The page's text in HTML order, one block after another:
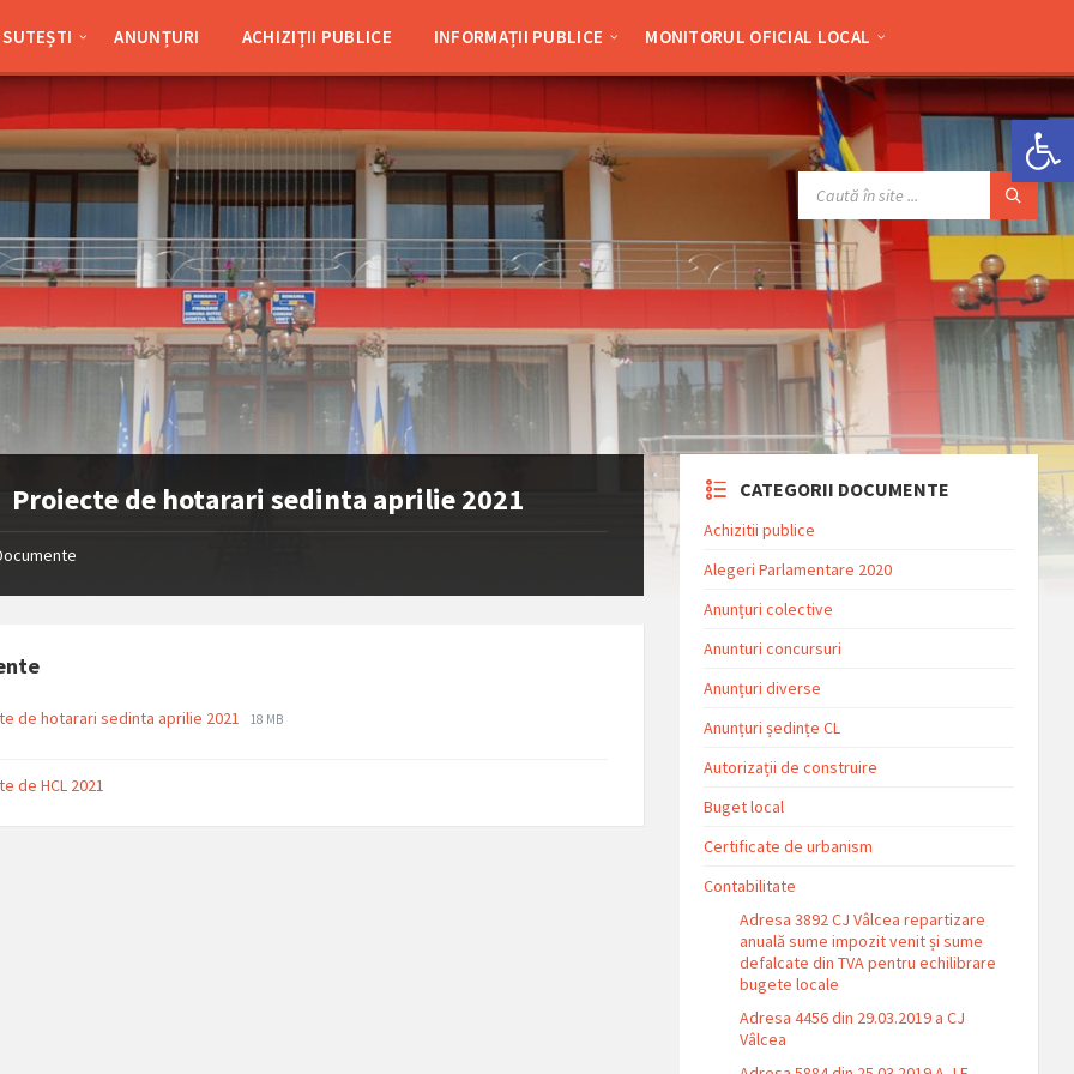
Deschide bara de unelte
ANUNȚURI ACHIZIȚII PUBLICE INFORMAȚII PUBLICE MONITORUL OFICIAL LOCAL
Proiecte de hotarari sedinta aprilie 2021
de hotarari sedinta aprilie 2021
File
File
18 MB
de HCL 2021
CATEGORII DOCUMENTE
Achizitii publice
Alegeri Parlamentare 2020
Anunțuri colective
Anunturi concursuri
Anunțuri diverse
Anunțuri ședințe CL
Autorizații de construire
Buget local
Certificate de urbanism
Contabilitate
Adresa 3892 CJ Vâlcea repartizare
anuală sume impozit venit și sume
defalcate din TVA pentru echilibrare
bugete locale
Adresa 4456 din 29.03.2019 a CJ
Vâlcea